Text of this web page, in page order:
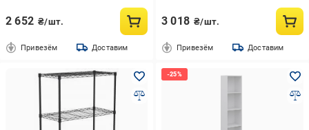
2 652 ₴/шт.
Привезём Доставим
3 018 ₴/шт.
Привезём Доставим